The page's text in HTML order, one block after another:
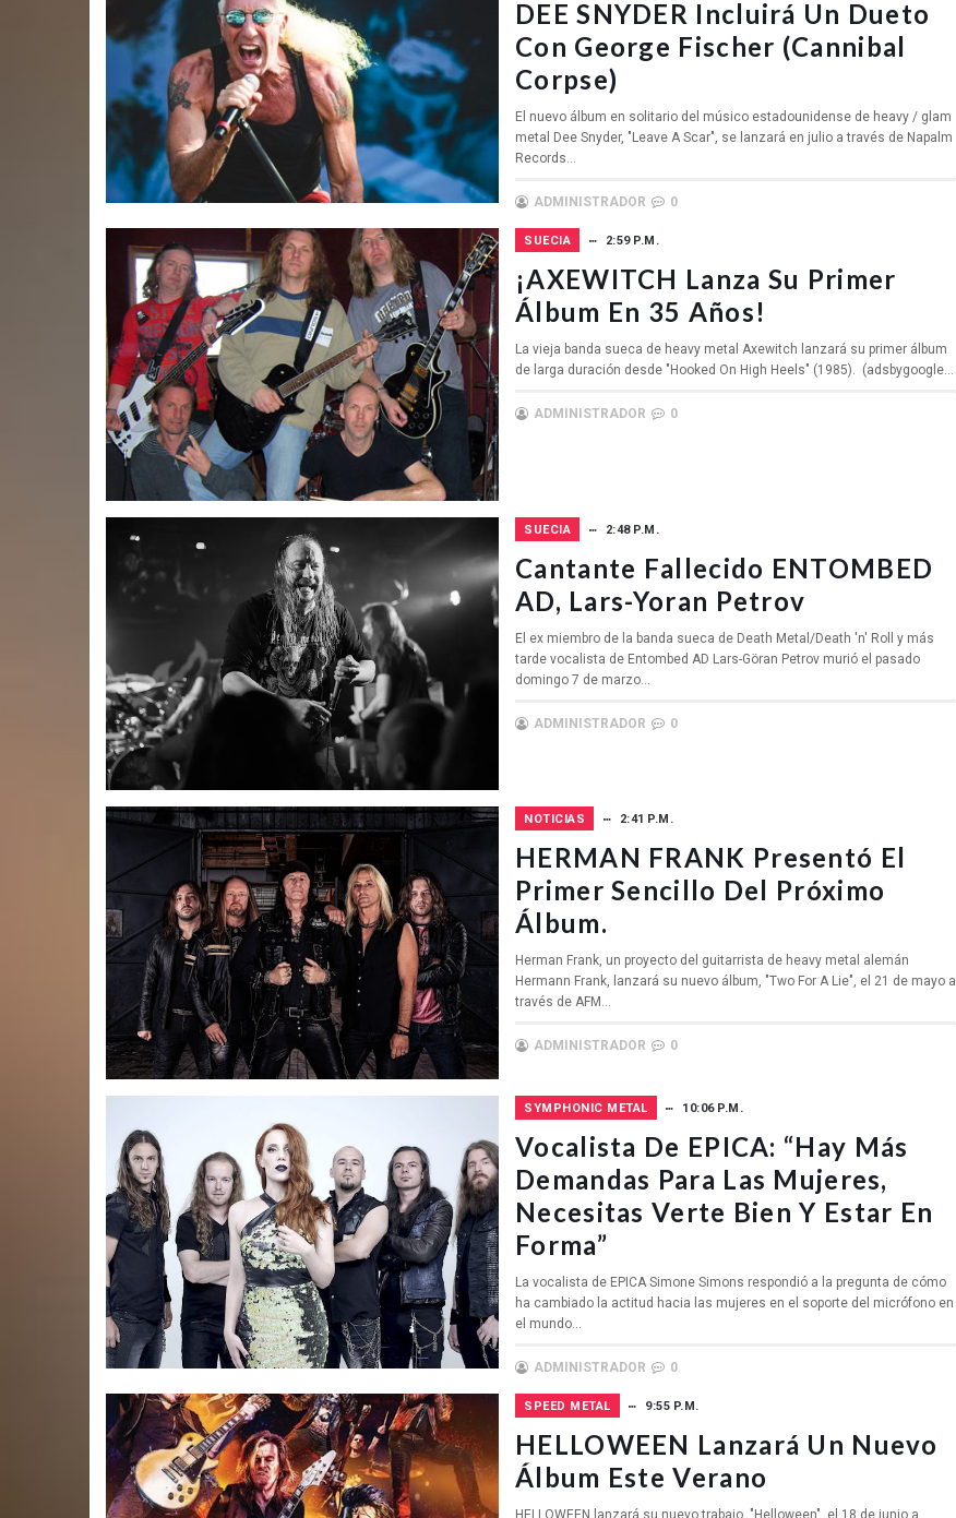
DEE SNYDER Incluirá Un Dueto
Con George Fischer (Cannibal
Corpse)
El nuevo álbum en solitario del músico estadounidense de heavy / glam
metal Dee Snyder, "Leave A Scar", se lanzará en julio a través de Napalm
Records...
ADMINISTRADOR 0
SUECIA 2:59 P.M.
¡AXEWITCH Lanza Su Primer
Álbum En 35 Años!
La vieja banda sueca de heavy metal Axewitch lanzará su primer álbum
de larga duración desde "Hooked On High Heels" (1985). (adsbygoogle...
ADMINISTRADOR 0
SUECIA 2:48 P.M.
Cantante Fallecido ENTOMBED
AD, Lars-Yoran Petrov
El ex miembro de la banda sueca de Death Metal/Death 'n' Roll y más
tarde vocalista de Entombed AD Lars-Göran Petrov murió el pasado
domingo 7 de marzo...
ADMINISTRADOR 0
NOTICIAS 2:41 P.M.
HERMAN FRANK Presentó El
Primer Sencillo Del Próximo
Álbum.
Herman Frank, un proyecto del guitarrista de heavy metal alemán
Hermann Frank, lanzará su nuevo álbum, "Two For A Lie", el 21 de mayo a
través de AFM...
ADMINISTRADOR 0
SYMPHONIC METAL 10:06 P.M.
Vocalista De EPICA: “Hay Más
Demandas Para Las Mujeres,
Necesitas Verte Bien Y Estar En
Forma”
La vocalista de EPICA Simone Simons respondió a la pregunta de cómo
ha cambiado la actitud hacia las mujeres en el soporte del micrófono en
el mundo...
ADMINISTRADOR 0
SPEED METAL 9:55 P.M.
HELLOWEEN Lanzará Un Nuevo
Álbum Este Verano
HELLOWEEN lanzará su nuevo trabajo, "Helloween", el 18 de junio a